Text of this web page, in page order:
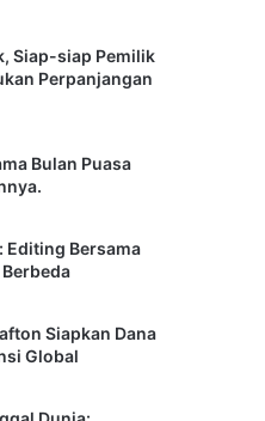
Siap-siap Pemilik
Perpanjangan
Bulan Puasa
Editing Bersama
Siapkan Dana
Global